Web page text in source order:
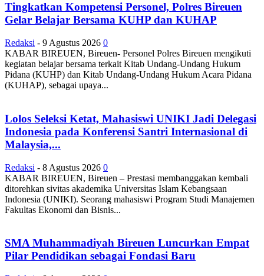
Tingkatkan Kompetensi Personel, Polres Bireuen
Gelar Belajar Bersama KUHP dan KUHAP
Redaksi - 9 Agustus 2026 0
KABAR BIREUEN, Bireuen- Personel Polres Bireuen mengikuti
kegiatan belajar bersama terkait Kitab Undang-Undang Hukum
Pidana (KUHP) dan Kitab Undang-Undang Hukum Acara Pidana
(KUHAP), sebagai upaya...
Lolos Seleksi Ketat, Mahasiswi UNIKI Jadi Delegasi
Indonesia pada Konferensi Santri Internasional di
Malaysia,...
Redaksi - 8 Agustus 2026 0
KABAR BIREUEN, Bireuen – Prestasi membanggakan kembali
ditorehkan sivitas akademika Universitas Islam Kebangsaan
Indonesia (UNIKI). Seorang mahasiswi Program Studi Manajemen
Fakultas Ekonomi dan Bisnis...
SMA Muhammadiyah Bireuen Luncurkan Empat
Pilar Pendidikan sebagai Fondasi Baru